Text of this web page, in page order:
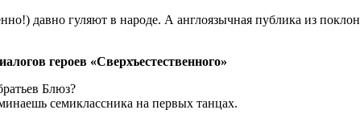
давно гуляют в народе. А англоязычная публика из
героев «Сверхъестественного»
Блюз?
семиклассника на первых танцах.